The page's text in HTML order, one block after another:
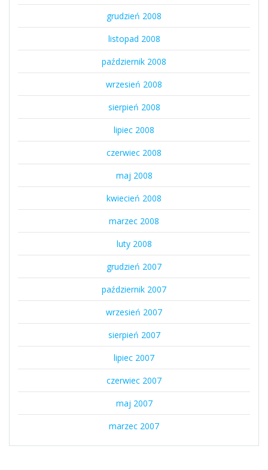
grudzień 2008
listopad 2008
październik 2008
wrzesień 2008
sierpień 2008
lipiec 2008
czerwiec 2008
maj 2008
kwiecień 2008
marzec 2008
luty 2008
grudzień 2007
październik 2007
wrzesień 2007
sierpień 2007
lipiec 2007
czerwiec 2007
maj 2007
marzec 2007